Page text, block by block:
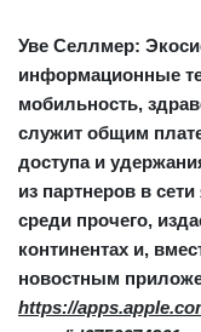
Уве Селлмер:
информационные
мобильность,
служит общим
доступа и
из партнеров в
среди прочего,
континентах и,
новостным
https://